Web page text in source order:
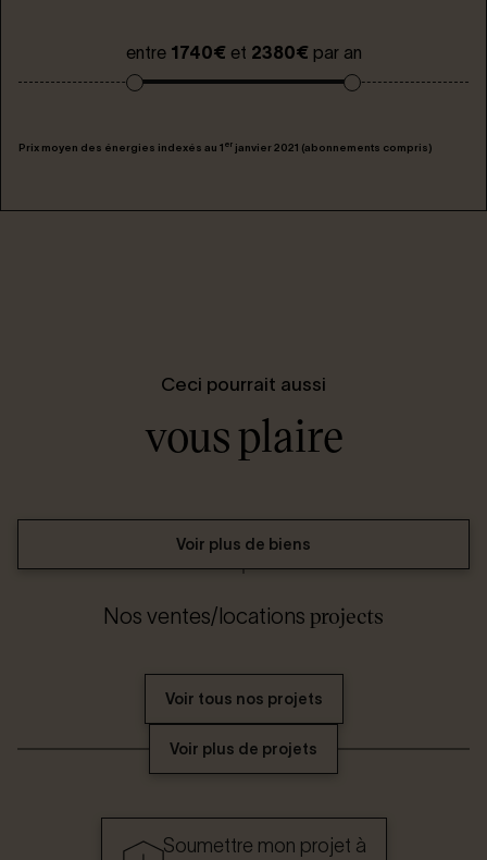
entre 1740€et 2380€par an
Prix moyen des énergies indexés au 1 er janvier 2021 (abonnements compris)
Ceci pourrait aussi
vous plaire
Voir plus de biens
Nos ventes/locations projects
Voir tous nos projets
Voir plus de projets
Soumettre mon projet à